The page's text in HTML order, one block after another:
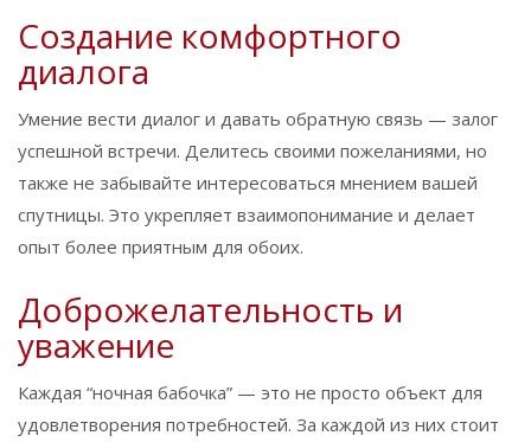
Создание комфортного
диалога
Умение вести диалог и давать обратную связь — залог
успешной встречи. Делитесь своими пожеланиями, но
также не забывайте интересоваться мнением вашей
спутницы. Это укрепляет взаимопонимание и делает
опыт более приятным для обоих.
Доброжелательность и
уважение
Каждая “ночная бабочка” — это не просто объект для
удовлетворения потребностей. За каждой из них стоит